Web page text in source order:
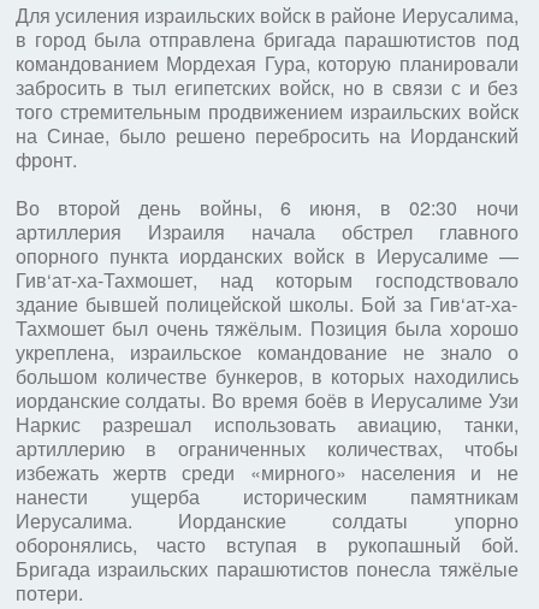
Для усиления израильских войск в районе Иерусалима,
в город была отправлена бригада парашютистов под
командованием Мордехая Гура, которую планировали
забросить в тыл египетских войск, но в связи с и без
того стремительным продвижением израильских войск
на Синае, было решено перебросить на Иорданский
фронт.
Во второй день войны, 6 июня, в 02:30 ночи
артиллерия Израиля начала обстрел главного
опорного пункта иорданских войск в Иерусалиме —
Гив‘ат-ха-Тахмошет, над которым господствовало
здание бывшей полицейской школы. Бой за Гив‘ат-ха-
Тахмошет был очень тяжёлым. Позиция была хорошо
укреплена, израильское командование не знало о
большом количестве бункеров, в которых находились
иорданские солдаты. Во время боёв в Иерусалиме Узи
Наркис разрешал использовать авиацию, танки,
артиллерию в ограниченных количествах, чтобы
избежать жертв среди «мирного» населения и не
нанести ущерба историческим памятникам
Иерусалима. Иорданские солдаты упорно
оборонялись, часто вступая в рукопашный бой.
Бригада израильских парашютистов понесла тяжёлые
потери.